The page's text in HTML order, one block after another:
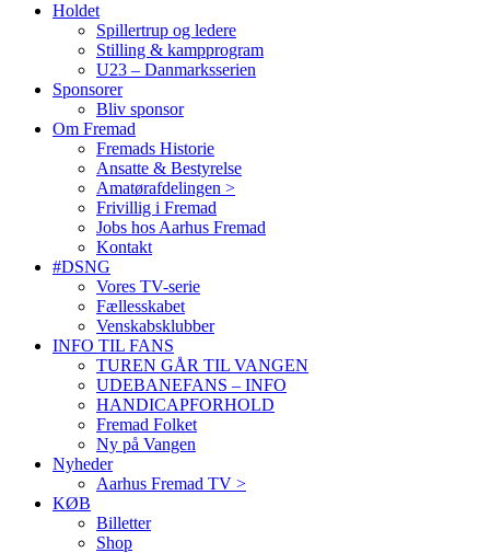
Holdet
Spillertrup og ledere
Stilling & kampprogram
U23 – Danmarksserien
Sponsorer
Bliv sponsor
Om Fremad
Fremads Historie
Ansatte & Bestyrelse
Amatørafdelingen >
Frivillig i Fremad
Jobs hos Aarhus Fremad
Kontakt
#DSNG
Vores TV-serie
Fællesskabet
Venskabsklubber
INFO TIL FANS
TUREN GÅR TIL VANGEN
UDEBANEFANS – INFO
HANDICAPFORHOLD
Fremad Folket
Ny på Vangen
Nyheder
Aarhus Fremad TV >
KØB
Billetter
Shop